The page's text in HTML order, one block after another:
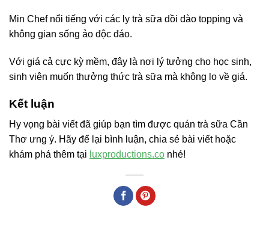
Min Chef nổi tiếng với các ly trà sữa dồi dào topping và
không gian sống ảo độc đáo.
Với giá cả cực kỳ mềm, đây là nơi lý tưởng cho học sinh,
sinh viên muốn thưởng thức trà sữa mà không lo về giá.
Kết luận
Hy vọng bài viết đã giúp bạn tìm được quán trà sữa Cần
Thơ ưng ý. Hãy để lại bình luận, chia sẻ bài viết hoặc
khám phá thêm tại luxproductions.co nhé!